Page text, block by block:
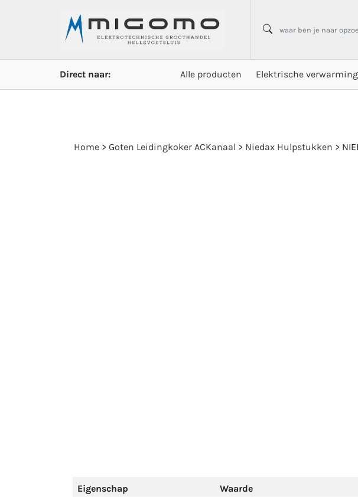
Direct naar: Alle producten Elektrische verwarming
Home > Goten Leidingkoker ACKanaal > Niedax Hulpstukken >
Eigenschap Waarde